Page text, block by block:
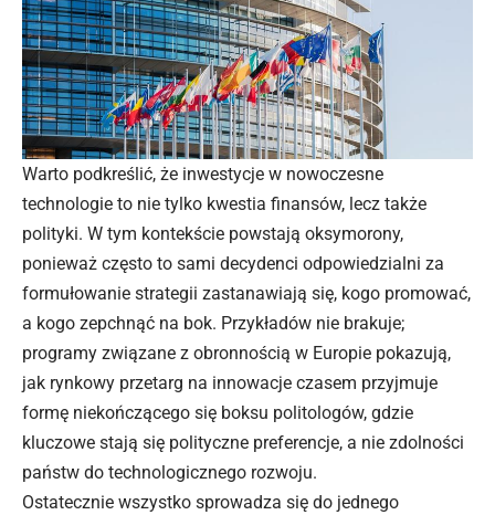
Warto podkreślić, że inwestycje w nowoczesne
technologie to nie tylko kwestia finansów, lecz także
polityki. W tym kontekście powstają oksymorony,
ponieważ często to sami decydenci odpowiedzialni za
formułowanie strategii zastanawiają się, kogo promować,
a kogo zepchnąć na bok. Przykładów nie brakuje;
programy związane z obronnością w Europie pokazują,
jak rynkowy przetarg na innowacje czasem przyjmuje
formę niekończącego się boksu politologów, gdzie
kluczowe stają się polityczne preferencje, a nie zdolności
państw do technologicznego rozwoju.
Ostatecznie wszystko sprowadza się do jednego